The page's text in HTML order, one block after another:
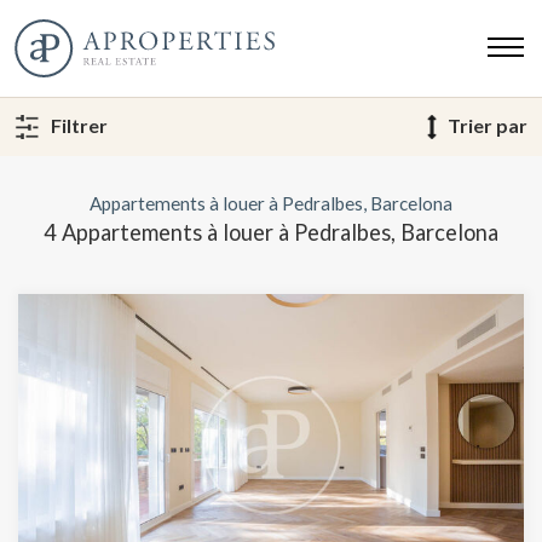
Filtrer Trier par
Appartements à louer à Pedralbes, Barcelona
4 Appartements à louer à Pedralbes, Barcelona